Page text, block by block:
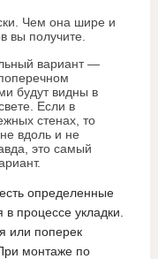
Чем она шире и
вы получите.
вариант —
будут видны в
Если в
стенах, то
вдоль и не
это самый
определенные
процессе укладки.
или поперек
монтаже по